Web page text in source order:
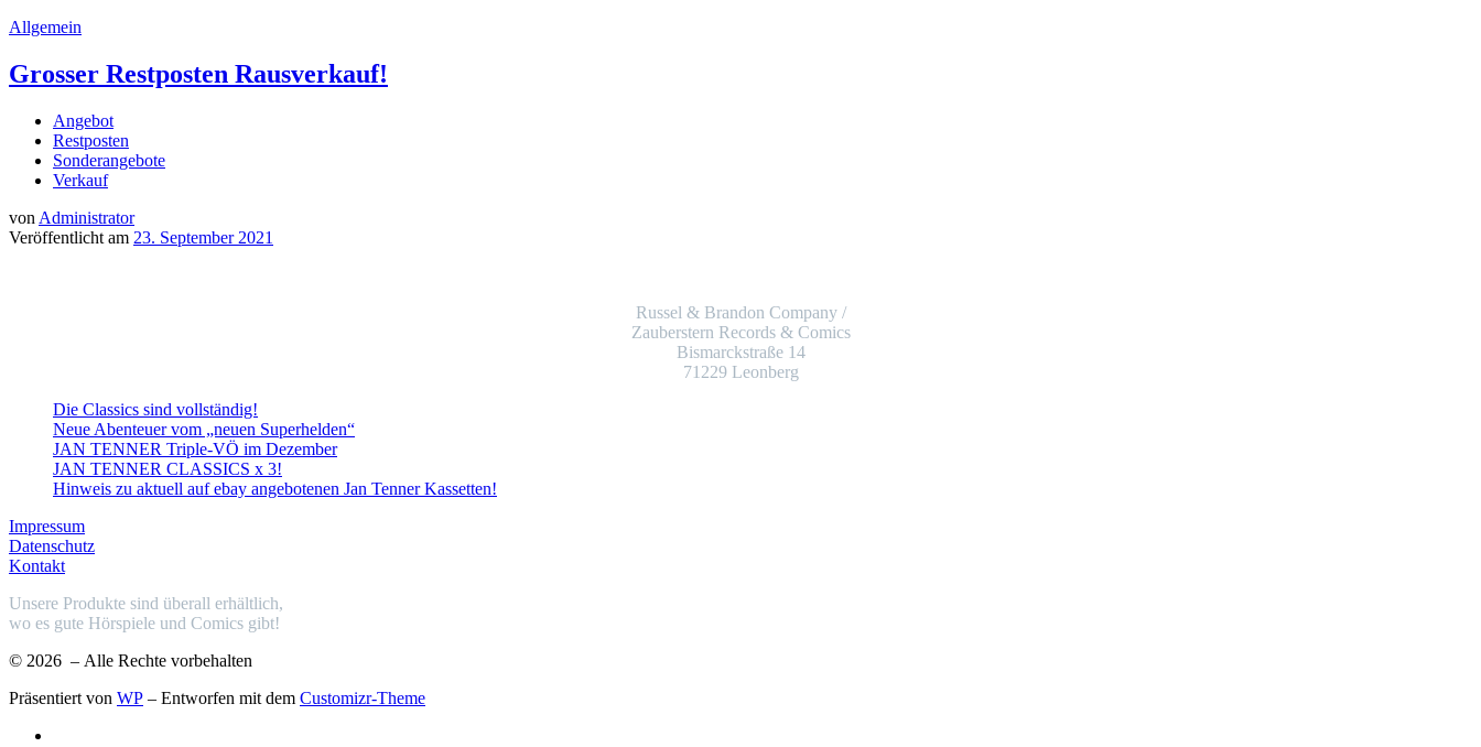
Allgemein
Grosser Restposten Rausverkauf!
Angebot
Restposten
Sonderangebote
Verkauf
von Administrator
Veröffentlicht am 23. September 2021
Russel & Brandon Company /
Zauberstern Records & Comics
Bismarckstraße 14
71229 Leonberg
Die Classics sind vollständig!
Neue Abenteuer vom „neuen Superhelden“
JAN TENNER Triple-VÖ im Dezember
JAN TENNER CLASSICS x 3!
Hinweis zu aktuell auf ebay angebotenen Jan Tenner Kassetten!
Impressum
Datenschutz
Kontakt
Unsere Produkte sind überall erhältlich,
wo es gute Hörspiele und Comics gibt!
© 2026 – Alle Rechte vorbehalten
Präsentiert von WP – Entworfen mit dem Customizr-Theme